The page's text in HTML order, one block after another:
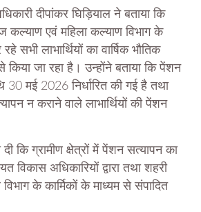
दीपांकर घिड़ियाल ने बताया कि
कल्याण एवं महिला कल्याण विभाग के
सभी लाभार्थियों का वार्षिक भौतिक
किया जा रहा है। उन्होंने बताया कि पेंशन
30 मई 2026 निर्धारित की गई है तथा
न कराने वाले लाभार्थियों की पेंशन
कि ग्रामीण क्षेत्रों में पेंशन सत्यापन का
विकास अधिकारियों द्वारा तथा शहरी
विभाग के कार्मिकों के माध्यम से संपादित